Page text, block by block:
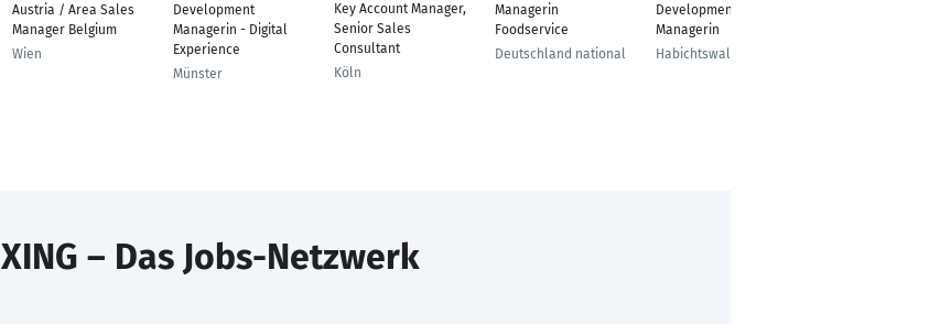
Austria / Area Sales
Manager Belgium
Wien
Development
Managerin - Digital
Experience
Münster
Key Account Manager,
Senior Sales
Consultant
Köln
Managerin
Foodservice
Deutschland national
Development
Managerin
Habichtswald
XING – Das Jobs-Netzwerk